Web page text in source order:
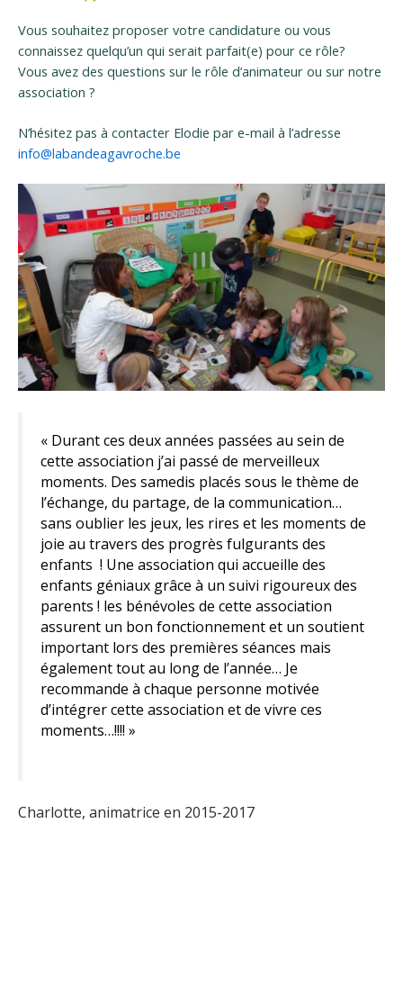
Vous souhaitez proposer votre candidature ou vous
connaissez quelqu’un qui serait parfait(e) pour ce rôle?
Vous avez des questions sur le rôle d’animateur ou sur notre
association ?
N’hésitez pas à contacter Elodie par e-mail à l’adresse
info@labandeagavroche.be
« Durant ces deux années passées au sein de
cette association j’ai passé de merveilleux
moments. Des samedis placés sous le thème de
l’échange, du partage, de la communication…
sans oublier les jeux, les rires et les moments de
joie au travers des progrès fulgurants des
enfants ! Une association qui accueille des
enfants géniaux grâce à un suivi rigoureux des
parents ! les bénévoles de cette association
assurent un bon fonctionnement et un soutient
important lors des premières séances mais
également tout au long de l’année… Je
recommande à chaque personne motivée
d’intégrer cette association et de vivre ces
moments…!!!! »
Charlotte, animatrice en 2015-2017